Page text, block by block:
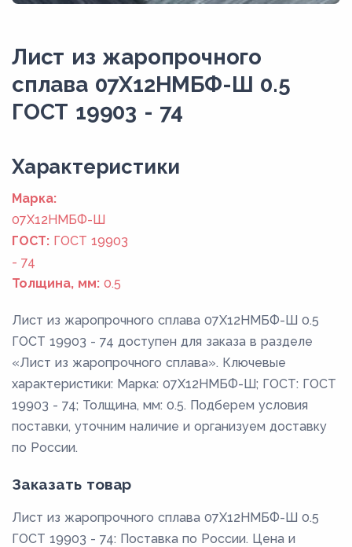
Лист из жаропрочного
сплава 07Х12НМБФ-Ш 0.5
ГОСТ 19903 - 74
Xарактеристики
Марка:
07Х12НМБФ-Ш
ГОСТ: ГОСТ 19903
- 74
Толщина, мм: 0.5
Лист из жаропрочного сплава 07Х12НМБФ-Ш 0.5
ГОСТ 19903 - 74 доступен для заказа в разделе
«Лист из жаропрочного сплава». Ключевые
характеристики: Марка: 07Х12НМБФ-Ш; ГОСТ: ГОСТ
19903 - 74; Толщина, мм: 0.5. Подберем условия
поставки, уточним наличие и организуем доставку
по России.
Заказать товар
Лист из жаропрочного сплава 07Х12НМБФ-Ш 0.5
ГОСТ 19903 - 74: Поставка по России. Цена и